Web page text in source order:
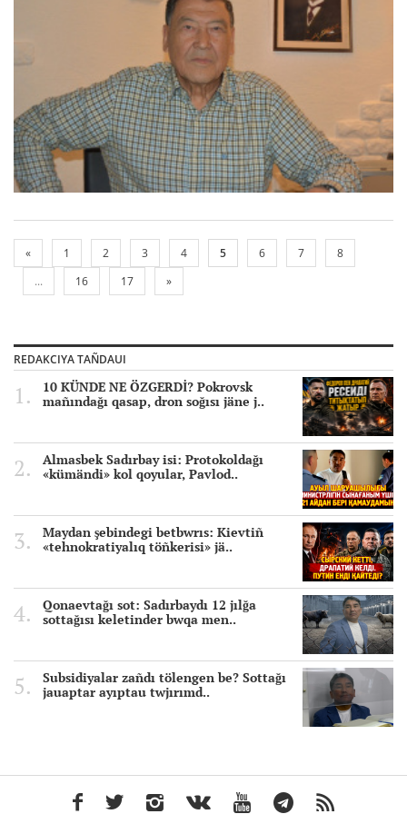
« 1 2 3 4 5 6 7
8
...
16 17 »
REDAKCIYA TAÑDAUI
10 KÜNDE NE ÖZGERDİ? Pokrovsk
mañındağı qasap, dron soğısı jäne j..
Almasbek Sadırbay isi: Protokoldağı
«kümändi» kol qoyular, Pavlod..
Maydan şebindegi betbwrıs: Kievtiñ
«tehnokratiyalıq töñkerisi» jä..
Qonaevtağı sot: Sadırbaydı 12 jılğa
sottağısı keletinder bwqa men..
Subsidiyalar zañdı tölengen be? Sottağı
jauaptar ayıptau twjırımd..